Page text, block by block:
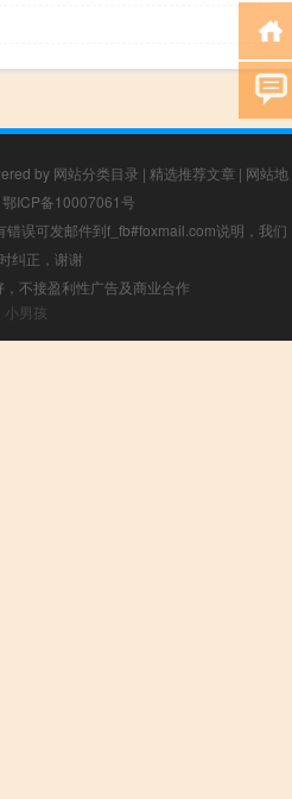
by 网站分类目录 | 精选推荐文章 | 网站地
鄂ICP备10007061号
误可发邮件到f_fb#foxmail.com说明，我们
纠正，谢谢
不接盈利性广告及商业合作
小男孩